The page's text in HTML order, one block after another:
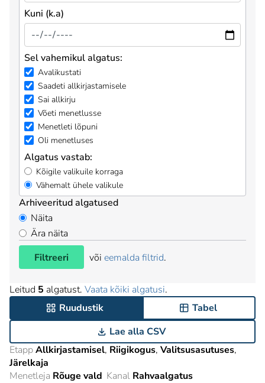
Kuni (k.a)
Sel vahemikul algatus:
Avalikustati
Saadeti allkirjastamisele
Sai allkirju
Võeti menetlusse
Menetleti lõpuni
Oli menetluses
Algatus vastab:
Kõigile valikuile korraga
Vähemalt ühele valikule
Arhiveeritud algatused
Näita
Ära näita
Filtreeri
või eemalda filtrid.
Leitud 5 algatust. Vaata kõiki algatusi.
Ruudustik
Tabel
Lae alla CSV
EtappAllkirjastamisel Riigikogus Valitsusasutuses
Järelkaja
Menetleja Rõuge vald Kanal Rahvaalgatus